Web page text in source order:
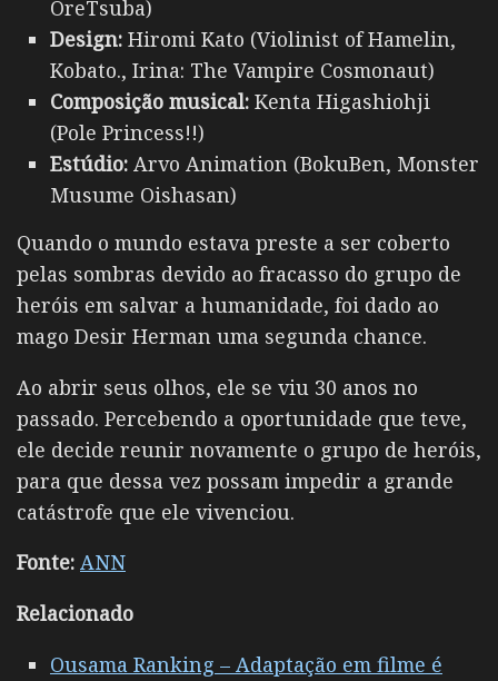
OreTsuba)
Design: Hiromi Kato (Violinist of Hamelin,
Kobato., Irina: The Vampire Cosmonaut)
Composição musical: Kenta Higashiohji
(Pole Princess!!)
Estúdio: Arvo Animation (BokuBen, Monster
Musume Oishasan)
Quando o mundo estava preste a ser coberto
pelas sombras devido ao fracasso do grupo de
heróis em salvar a humanidade, foi dado ao
mago Desir Herman uma segunda chance.
Ao abrir seus olhos, ele se viu 30 anos no
passado. Percebendo a oportunidade que teve,
ele decide reunir novamente o grupo de heróis,
para que dessa vez possam impedir a grande
catástrofe que ele vivenciou.
Fonte: ANN
Relacionado
Ousama Ranking – Adaptação em filme é